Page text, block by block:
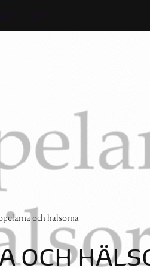
Om
och hälsorna
OCH